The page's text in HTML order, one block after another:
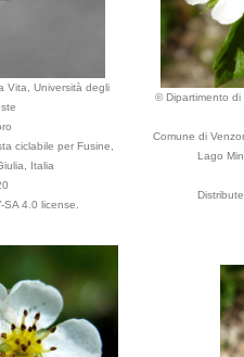
Vita, Università degli
ciclabile per Fusine,
Italia
4.0 license.
© Dipartimento
Comune di
Lago